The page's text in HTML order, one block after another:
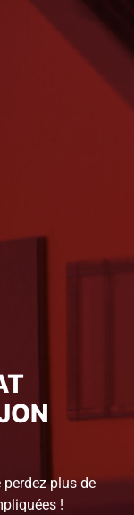
plus de
!